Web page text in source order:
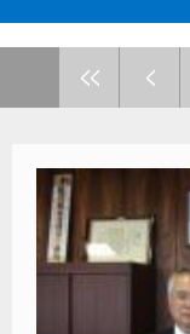
<< <